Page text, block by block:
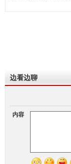
边看边聊
内容